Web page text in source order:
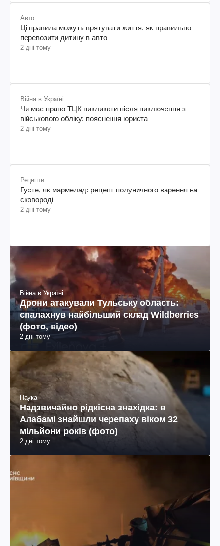
Авто
Ці правила можуть врятувати життя: як правильно
перевозити дитину в авто
2 дні тому
Війна в Україні
Чи має право ТЦК викликати після виключення з
військового обліку: пояснення юриста
2 дні тому
Рецепти
Густе, як мармелад: рецепт полуничного варення на
сковороді
2 дні тому
Війна в Україні
Дрони атакували Тульську область:
спалахнув найбільший склад Wildberries
(фото, відео)
2 дні тому
Наука
Надзвичайно рідкісна знахідка: в
Алабамі знайшли черепаху віком 32
мільйони років (фото)
2 дні тому